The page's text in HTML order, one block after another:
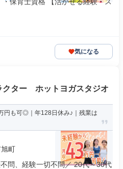
気になる
クター ホットヨガスタジオ
円も可◎｜年128日休み♪｜残業は
町
問、経験一切不問／ 20代～30代